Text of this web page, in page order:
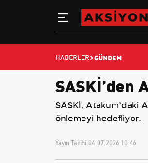
HABERLER GÜNDEM
SASKİ’den
SASKİ, Atakum’daki
önlemeyi hedefliyor.
Yayın Tarihi:04.07.2026 10:46